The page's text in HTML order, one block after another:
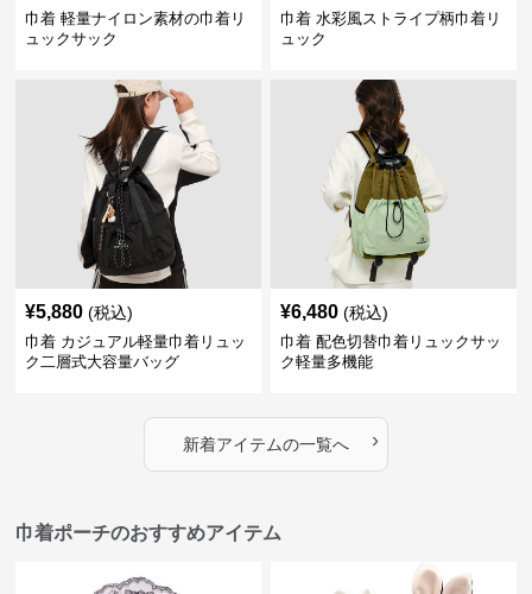
巾着 軽量ナイロン素材の巾着リ
ュックサック
巾着 水彩風ストライプ柄巾着リ
ュック
¥5,880 (税込)
巾着 カジュアル軽量巾着リュッ
ク二層式大容量バッグ
¥6,480 (税込)
巾着 配色切替巾着リュックサッ
ク軽量多機能
新着アイテムの一覧へ ›
巾着ポーチのおすすめアイテム